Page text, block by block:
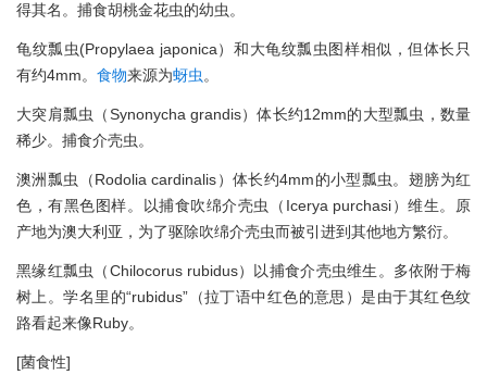
得其名。捕食胡桃金花虫的幼虫。
龟纹瓢虫(Propylaea japonica）和大龟纹瓢虫图样相似，但体长只
有约4mm。 食物来源为蚜虫 。
大突肩瓢虫（Synonycha grandis）体长约12mm的大型瓢虫，数量
稀少。捕食介壳虫。
澳洲瓢虫（Rodolia cardinalis）体长约4mm的小型瓢虫。翅膀为红
色，有黑色图样。以捕食吹绵介壳虫（Icerya purchasi）维生。原
产地为澳大利亚，为了驱除吹绵介壳虫而被引进到其他地方繁衍。
黑缘红瓢虫（Chilocorus rubidus）以捕食介壳虫维生。多依附于梅
树上。学名里的“rubidus”（拉丁语中红色的意思）是由于其红色纹
路看起来像Ruby。
[菌食性]